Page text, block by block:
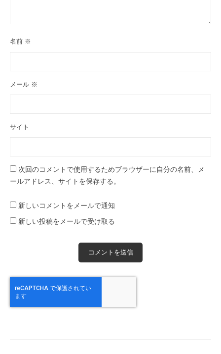
名前 ※
メール ※
サイト
次回のコメントで使用するためブラウザーに自分の名前、メ
ールアドレス、サイトを保存する。
新しいコメントをメールで通知
新しい投稿をメールで受け取る